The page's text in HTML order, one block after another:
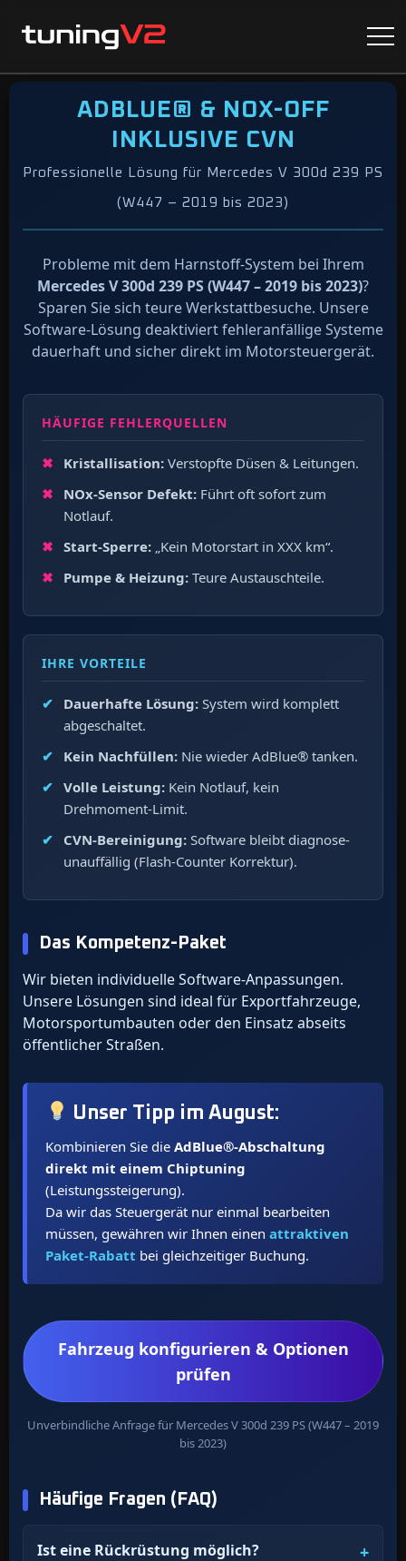
ADBLUE® & NOX-OFF
INKLUSIVE CVN
Professionelle Lösung für Mercedes V 300d 239 PS
(W447 – 2019 bis 2023)
Probleme mit dem Harnstoff-System bei Ihrem
Mercedes V 300d 239 PS (W447 – 2019 bis 2023)?
Sparen Sie sich teure Werkstattbesuche. Unsere
Software-Lösung deaktiviert fehleranfällige Systeme
dauerhaft und sicher direkt im Motorsteuergerät.
HÄUFIGE FEHLERQUELLEN
Kristallisation: Verstopfte Düsen & Leitungen.
NOx-Sensor Defekt: Führt oft sofort zum
Notlauf.
Start-Sperre: „Kein Motorstart in XXX km“.
Pumpe & Heizung: Teure Austauschteile.
IHRE VORTEILE
Dauerhafte Lösung: System wird komplett
abgeschaltet.
Kein Nachfüllen: Nie wieder AdBlue® tanken.
Volle Leistung: Kein Notlauf, kein
Drehmoment-Limit.
CVN-Bereinigung: Software bleibt diagnose-
unauffällig (Flash-Counter Korrektur).
Das Kompetenz-Paket
Wir bieten individuelle Software-Anpassungen.
Unsere Lösungen sind ideal für Exportfahrzeuge,
Motorsportumbauten oder den Einsatz abseits
öffentlicher Straßen.
Unser Tipp imAugust:
Kombinieren Sie die AdBlue®-Abschaltung
direkt mit einem Chiptuning
(Leistungssteigerung).
Da wir das Steuergerät nur einmal bearbeiten
müssen, gewähren wir Ihnen einen attraktiven
Paket-Rabatt bei gleichzeitiger Buchung.
Fahrzeug konfigurieren & Optionen
prüfen
Unverbindliche Anfrage für Mercedes V 300d 239 PS (W447 – 2019
bis 2023)
Häufige Fragen (FAQ)
Ist eine Rückrüstung möglich?